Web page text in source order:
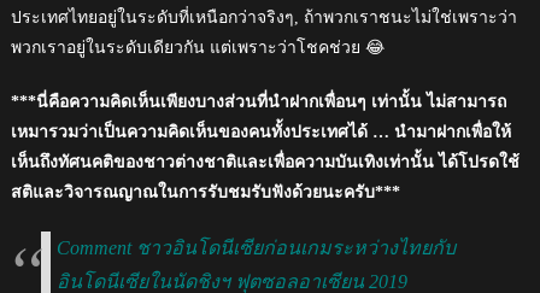
ประเทศไทยอยู่ในระดับที่เหนือกว่าจริงๆ, ถ้าพวกเราชนะไม่ใช่เพราะว่า
พวกเราอยู่ในระดับเดียวกัน แต่เพราะว่าโชคช่วย 😂
***นี่คือความคิดเห็นเพียงบางส่วนที่นำฝากเพื่อนๆ เท่านั้น ไม่สามารถ
เหมารวมว่าเป็นความคิดเห็นของคนทั้งประเทศได้ … นำมาฝากเพื่อให้
เห็นถึงทัศนคติของชาวต่างชาติและเพื่อความบันเทิงเท่านั้น ได้โปรดใช้
สติและวิจารณญาณในการรับชมรับฟังด้วยนะครับ***
Comment ชาวอินโดนีเซียก่อนเกมระหว่างไทยกับ
อินโดนีเซียในนัดชิงฯ ฟุตซอลอาเซียน 2019